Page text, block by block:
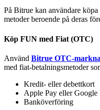
Lär dig Staking
Lär dig mer om att tjäna
På Bitrue kan användare
metoder beroende på deras
Köp FUN med Fiat (OTC)
Använd Bitrue OTC-
med fiat-betalningsmetoder
Kredit- eller debettkort
Apple Pay eller Google
Banköverföring